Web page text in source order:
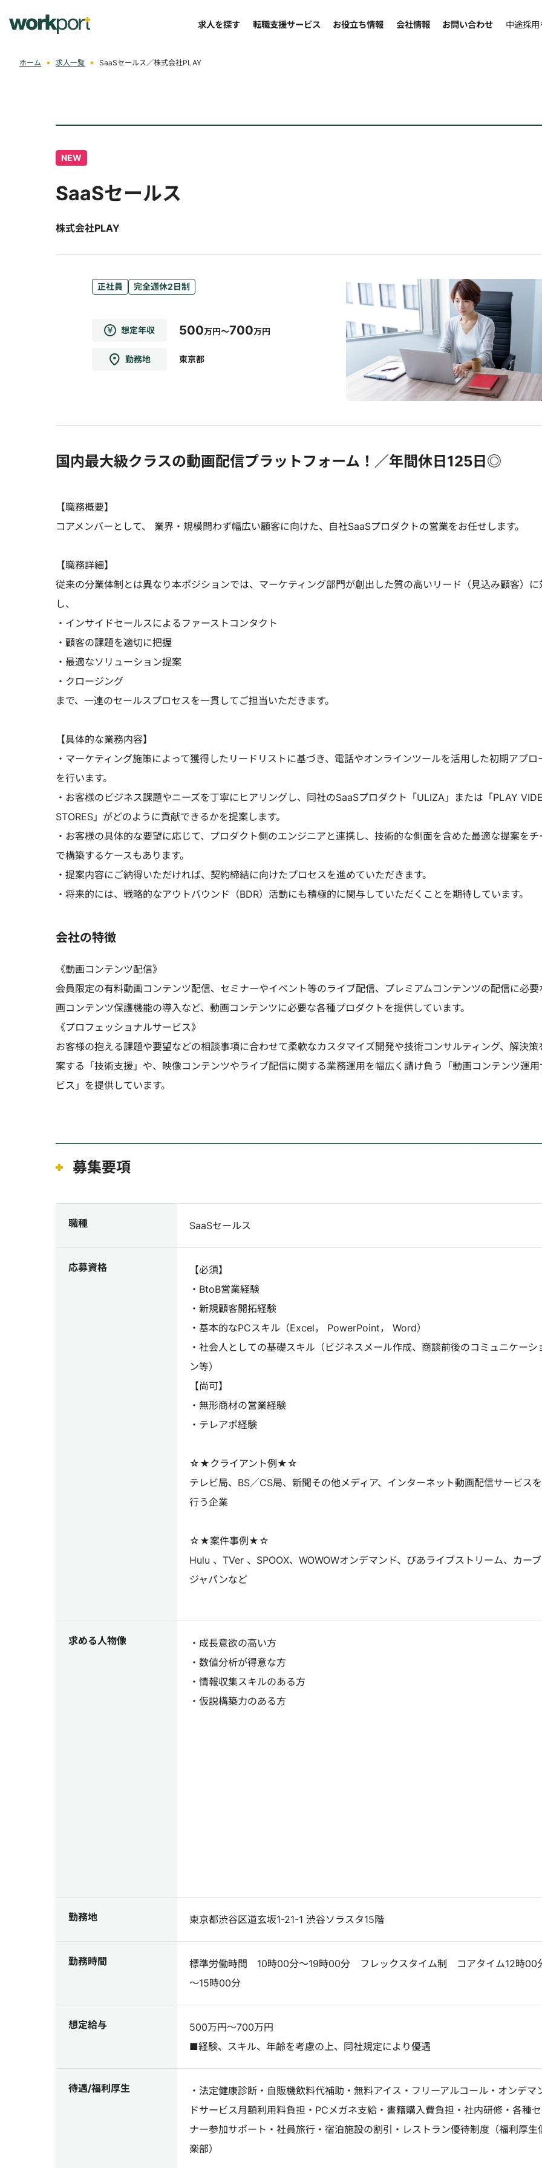
求人を探す 転職支援サービス お役立ち情報 会社情報 お問い合わせ 中途採
ホーム 求人一覧 SaaSセールス／株式会社PLAY
NEW
SaaSセールス
株式会社PLAY
正社員 完全週休2日制
想定年収 500万円～700万円
勤務地 東京都
国内最大級クラスの動画配信プラットフォーム！／年間休日125日◎
【職務概要】
コアメンバーとして、 業界・規模問わず幅広い顧客に向けた、自社SaaSプロダクトの営業をお任せします。
【職務詳細】
従来の分業体制とは異なり本ポジションでは、マーケティング部門が創出した質の高いリード（見込み顧客）に
し、
・インサイドセールスによるファーストコンタクト
・顧客の課題を適切に把握
・最適なソリューション提案
・クロージング
まで、一連のセールスプロセスを一貫してご担当いただきます。
【具体的な業務内容】
・マーケティング施策によって獲得したリードリストに基づき、電話やオンラインツールを活用した初期アプロ
を行います。
・お客様のビジネス課題やニーズを丁寧にヒアリングし、同社のSaaSプロダクト「ULIZA」または「PLAY
STORES」がどのように貢献できるかを提案します。
・お客様の具体的な要望に応じて、プロダクト側のエンジニアと連携し、技術的な側面を含めた最適な提案をチ
で構築するケースもあります。
・提案内容にご納得いただければ、契約締結に向けたプロセスを進めていただきます。
・将来的には、戦略的なアウトバウンド（BDR）活動にも積極的に関与していただくことを期待しています。
会社の特徴
《動画コンテンツ配信》
会員限定の有料動画コンテンツ配信、セミナーやイベント等のライブ配信、プレミアムコンテンツの配信に必要
画コンテンツ保護機能の導入など、動画コンテンツに必要な各種プロダクトを提供しています。
《プロフェッショナルサービス》
お客様の抱える課題や要望などの相談事項に合わせて柔軟なカスタマイズ開発や技術コンサルティング、解決策
案する「技術支援」や、映像コンテンツやライブ配信に関する業務運用を幅広く請け負う「動画コンテンツ運用
ビス」を提供しています。
募集要項
職種 SaaSセールス
応募資格
【必須】
・BtoB営業経験
・新規顧客開拓経験
・基本的なPCスキル（Excel， PowerPoint， Word）
・社会人としての基礎スキル（ビジネスメール作成、商談前後のコミュニケーシ
ン等）
【尚可】
・無形商材の営業経験
・テレアポ経験
☆★クライアント例★☆
テレビ局、BS／CS局、新聞その他メディア、インターネット動画配信サービスを
行う企業
☆★案件事例★☆
Hulu 、TVer 、SPOOX、WOWOWオンデマンド、ぴあライブストリーム、カー
ジャパンなど
求める人物像
・成長意欲の高い方
・数値分析が得意な方
・情報収集スキルのある方
・仮説構築力のある方
勤務地 東京都渋谷区道玄坂1-21-1 渋谷ソラスタ15階
勤務時間
標準労働時間 10時00分～19時00分 フレックスタイム制 コアタイム12時00
～15時00分
想定給与
500万円～700万円
■経験、スキル、年齢を考慮の上、同社規定により優遇
待遇/福利厚生
・法定健康診断・自販機飲料代補助・無料アイス・フリーアルコール・オンデマ
ドサービス月額利用料負担・PCメガネ支給・書籍購入費負担・社内研修・各種
ナー参加サポート・社員旅行・宿泊施設の割引・レストラン優待制度（福利厚生
楽部）